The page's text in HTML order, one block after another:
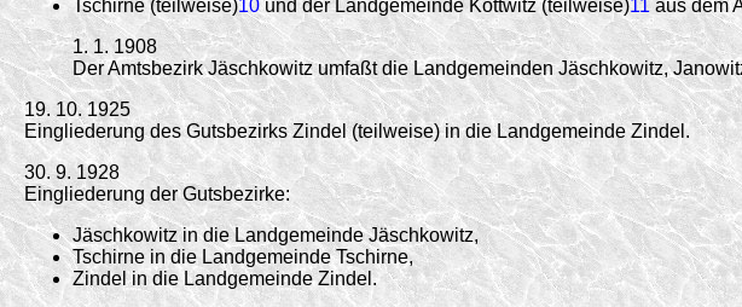
Tschirne (teilweise)10und der Landgemeinde Kottwitz (teilweise)11 aus dem
1. 1. 1908
Der Amtsbezirk Jäschkowitz umfaßt die Landgemeinden Jäschkowitz,
19. 10. 1925
Eingliederung des Gutsbezirks Zindel (teilweise) in die Landgemeinde Zindel.
30. 9. 1928
Eingliederung der Gutsbezirke:
Jäschkowitz in die Landgemeinde Jäschkowitz,
Tschirne in die Landgemeinde Tschirne,
Zindel in die Landgemeinde Zindel.